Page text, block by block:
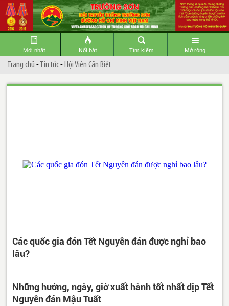
Mới nhất Nổi bật Tìm kiếm Mở rộng
Trang chủ -Tin tức- Hội Viên Cần Biết
Các quốc gia đón Tết Nguyên đán được nghỉ bao
lâu?
Những hướng, ngày, giờ xuất hành tốt nhất dịp Tết
Nguyên đán Mậu Tuất